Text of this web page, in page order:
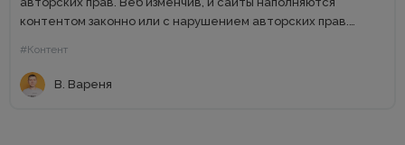
контентом законно или с нарушением авторских прав.
авторском...
#Контент
В. Вареня